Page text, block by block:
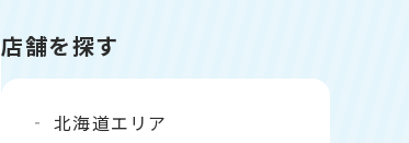
店舗を探す
北海道エリア